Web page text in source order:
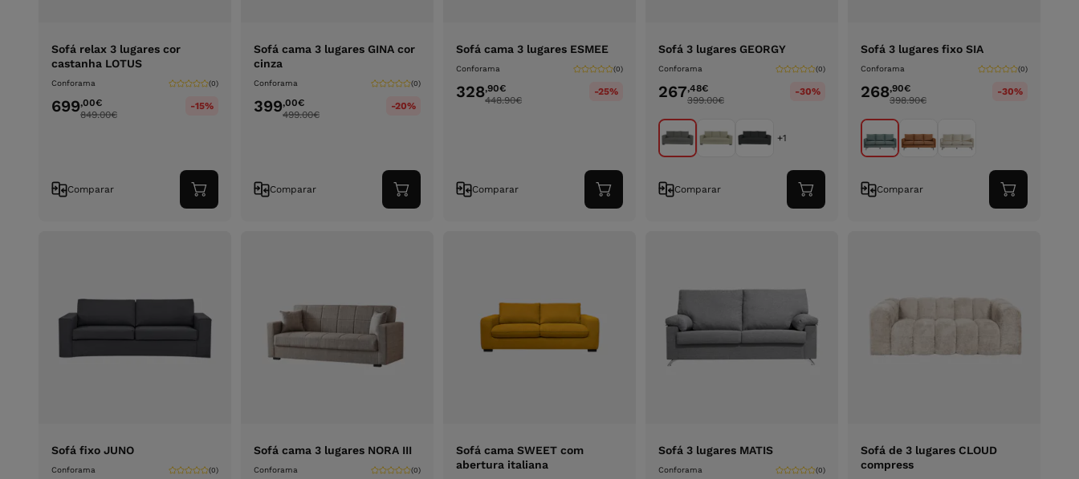
Sofá relax 3 lugares cor
castanha LOTUS
Conforama (0)
699,00€
849.00€
-15%
Comparar
Adicionar
ao
Sofá cama 3 lugares GINA cor
cinza
Conforama (0)
399,00€
499.00€
-20%
Comparar
Adicionar
ao
Sofá cama 3 lugares ESMEE
Conforama (0)
328,90€
448.90€
-25%
Comparar
Adicionar
ao
Sofá 3 lugares GEORGY
Conforama (0)
267,48€
399.00€
-30%
+1
Comparar
Adicionar
ao
Sofá 3 lugares fixo SIA
Conforama (0)
268,90€
398.90€
-30%
Comparar
Adicionar
ao
Sofá fixo JUNO
Conforama (0)
Sofá cama 3 lugares NORA III
Conforama (0)
Sofá cama SWEET com
abertura italiana
Sofá 3 lugares MATIS
Conforama (0)
Sofá de 3 lugares CLOUD
compress